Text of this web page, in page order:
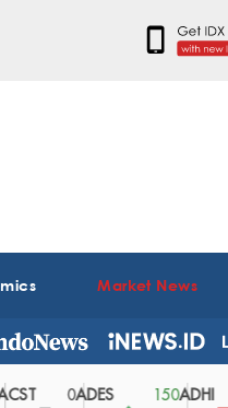
Market News
0ADES
150
ADHI